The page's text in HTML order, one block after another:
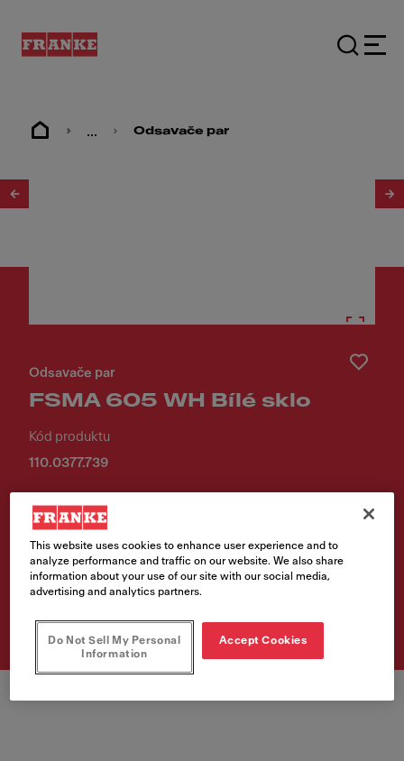
... Odsavače par
Odsavače par
FSMA 605 WH Bílé sklo
Kód produktu
110.0377.739
18 150,00 Kč
Cena vč. DPH
Vyhledávač prodejních
This website uses cookies to enhance user experience and to
analyze performance and traffic on our website. We also share
information about your use of our site with our social media,
advertising and analytics partners.
Do Not Sell My Personal
Information
Accept Cookies